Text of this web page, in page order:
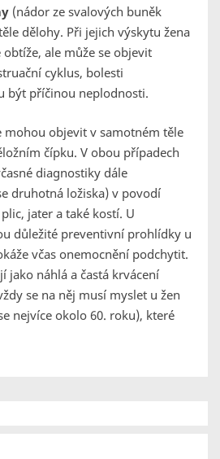
(nádor ze svalových buněk
dělohy. Při jejich výskytu žena
ale může se objevit
cyklus, bolesti
být příčinou neplodnosti.
mohou objevit v samotném těle
čípku. V obou případech
diagnostiky dále
druhotná ložiska) v povodí
jater a také kostí. U
důležité preventivní prohlídky u
včas onemocnění podchytit.
jako náhlá a častá krvácení
se na něj musí myslet u žen
nejvíce okolo 60. roku), které